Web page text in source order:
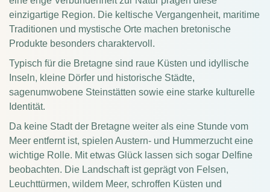
einzigartige Region. Die keltische Vergangenheit, maritime
Traditionen und mystische Orte machen bretonische
Produkte besonders charaktervoll.
Typisch für die Bretagne sind raue Küsten und idyllische
Inseln, kleine Dörfer und historische Städte,
sagenumwobene Steinstätten sowie eine starke kulturelle
Identität.
Da keine Stadt der Bretagne weiter als eine Stunde vom
Meer entfernt ist, spielen Austern- und Hummerzucht eine
wichtige Rolle. Mit etwas Glück lassen sich sogar Delfine
beobachten. Die Landschaft ist geprägt von Felsen,
Leuchttürmen, wildem Meer, schroffen Küsten und